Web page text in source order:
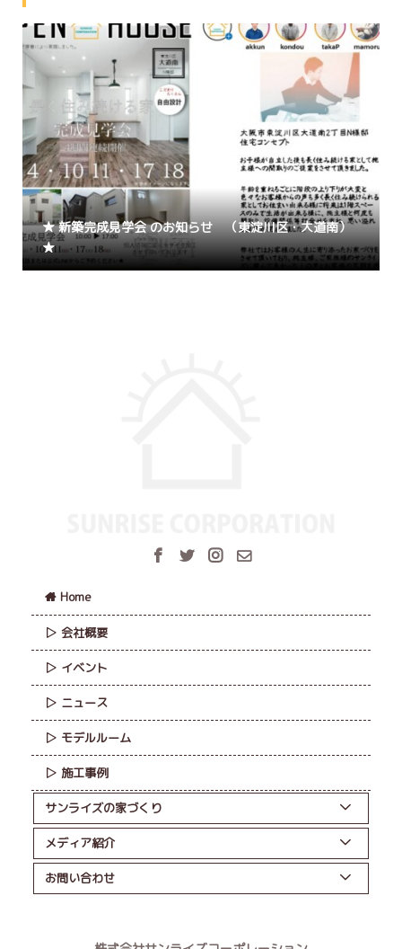
★ 新築完成見学会 のお知らせ （東淀川区・大道南）
★
Home
会社概要
イベント
ニュース
モデルルーム
施工事例
サンライズの家づくり
メディア紹介
お問い合わせ